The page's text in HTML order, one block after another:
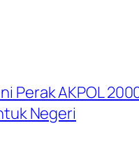
Perak AKPOL
Negeri